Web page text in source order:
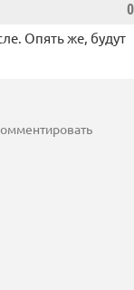
0
Опять же, будут